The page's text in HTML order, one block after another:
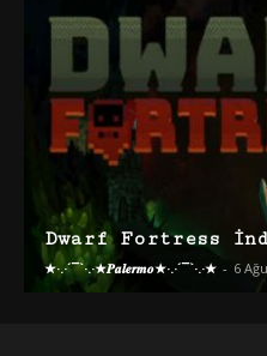
Dwarf Fortress
★·.·´¯`·.·★𝑷𝒂𝒍𝒆𝒓𝒎𝒐★·.·´¯`·.·★ - 6